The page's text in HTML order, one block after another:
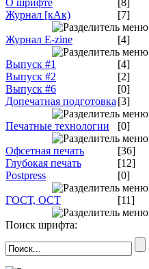
О шрифте
[8]
Журнал [кАк)
[7]
Журнал E-zine [4]
Выпуск #1
[4]
Выпуск #2
[2]
Выпуск #6
[0]
Допечатная подготовка [3]
Печатные технологии [0]
Офсетная печать
[36]
Глубокая печать
[12]
Postpress
[0]
ГОСТ, ОСТ [11]
Поиск шрифта: